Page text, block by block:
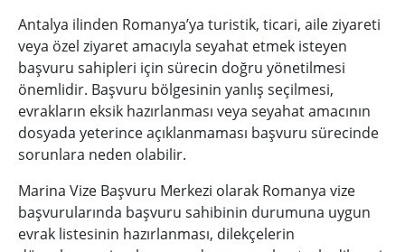
Antalya ilinden Romanya’ya turistik, ticari, aile ziyareti
veya özel ziyaret amacıyla seyahat etmek isteyen
başvuru sahipleri için sürecin doğru yönetilmesi
önemlidir. Başvuru bölgesinin yanlış seçilmesi,
evrakların eksik hazırlanması veya seyahat amacının
dosyada yeterince açıklanmaması başvuru sürecinde
sorunlara neden olabilir.
Marina Vize Başvuru Merkezi olarak Romanya vize
başvurularında başvuru sahibinin durumuna uygun
evrak listesinin hazırlanması, dilekçelerin